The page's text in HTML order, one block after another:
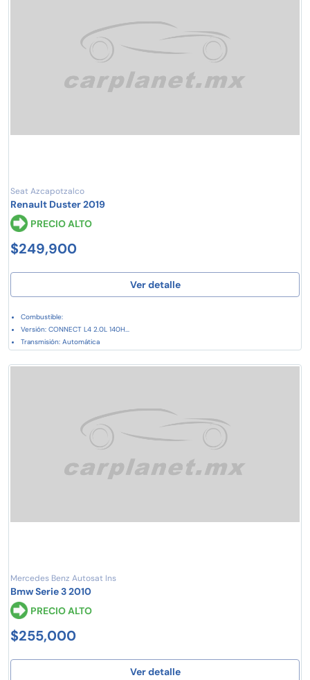
Seat Azcapotzalco
Renault Duster 2019
PRECIO ALTO
$249,900
Ver detalle
Combustible:
Versión: CONNECT L4 2.0L 140H...
Transmisión: Automática
Mercedes Benz Autosat Ins
Bmw Serie 3 2010
PRECIO ALTO
$255,000
Ver detalle